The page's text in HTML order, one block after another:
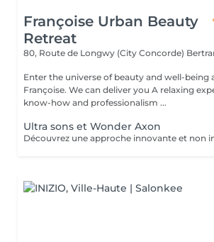
Françoise Urban Beauty
Retreat
80, Route de Longwy (City Concorde)
Enter the universe of beauty and well-being
Françoise. We can deliver you A relaxing
know-how and professionalism ...
Ultra sons et Wonder Axon